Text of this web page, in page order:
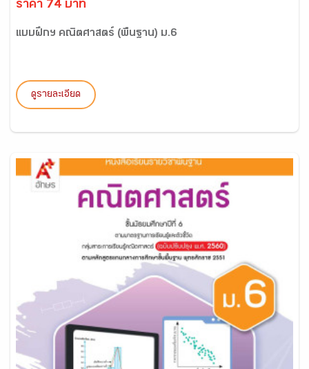
ราคา 74 บาท
แบบฝึกฯ คณิตศาสตร์ (พื้นฐาน) ม.6
ดูรายละเอียด